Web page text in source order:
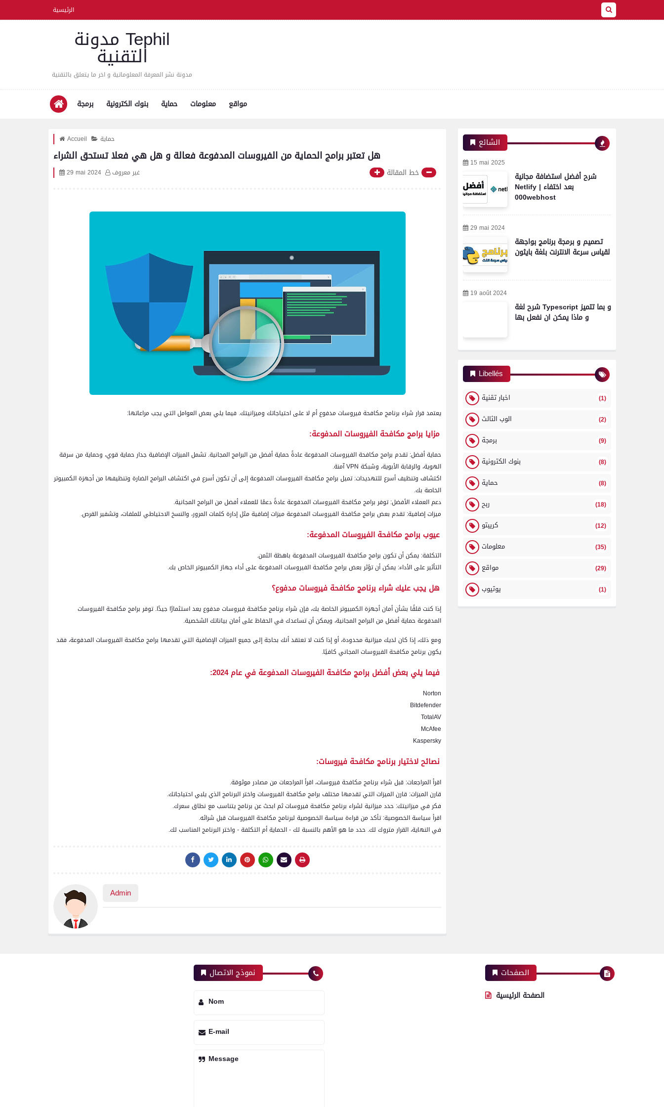
الرئيسية
مدونة Tephil
التقنية
مدونة نشر المعرفة المعلوماتية و اخر ما يتعلق بالتقنية
برمجة بنوك الكترونية حماية معلومات مواقع
Accueil حماية
هل تعتبر برامج الحماية من الفيروسات المدفوعة فعالة و هل هي فعلا تستحق الشراء
29 mai 2024 غير معروف خط المقالة
يعتمد قرار شراء برنامج مكافحة فيروسات مدفوع أم لا على احتياجاتك وميزانيتك. فيما يلي بعض العوامل التي يجب مراعاتها:
مزايا برامج مكافحة الفيروسات المدفوعة:
حماية أفضل: تقدم برامج مكافحة الفيروسات المدفوعة عادةً حماية أفضل من البرامج المجانية. تشمل الميزات الإضافية جدار حماية قوي، وحماية من سرقة
الهوية، والرقابة الأبوية، وشبكة VPN آمنة.
اكتشاف وتنظيف أسرع للتهديدات: تميل برامج مكافحة الفيروسات المدفوعة إلى أن تكون أسرع في اكتشاف البرامج الضارة وتنظيفها من أجهزة الكمبيوتر
الخاصة بك.
دعم العملاء الأفضل: توفر برامج مكافحة الفيروسات المدفوعة عادةً دعمًا للعملاء أفضل من البرامج المجانية.
ميزات إضافية: تقدم بعض برامج مكافحة الفيروسات المدفوعة ميزات إضافية مثل إدارة كلمات المرور، والنسخ الاحتياطي للملفات، وتشفير القرص.
عيوب برامج مكافحة الفيروسات المدفوعة:
التكلفة: يمكن أن تكون برامج مكافحة الفيروسات المدفوعة باهظة الثمن.
التأثير على الأداء: يمكن أن تؤثر بعض برامج مكافحة الفيروسات المدفوعة على أداء جهاز الكمبيوتر الخاص بك.
هل يجب عليك شراء برنامج مكافحة فيروسات مدفوع؟
إذا كنت قلقًا بشأن أمان أجهزة الكمبيوتر الخاصة بك، فإن شراء برنامج مكافحة فيروسات مدفوع يعد استثمارًا جيدًا. توفر برامج مكافحة الفيروسات
المدفوعة حماية أفضل من البرامج المجانية، ويمكن أن تساعدك في الحفاظ على أمان بياناتك الشخصية.
ومع ذلك، إذا كان لديك ميزانية محدودة، أو إذا كنت لا تعتقد أنك بحاجة إلى جميع الميزات الإضافية التي تقدمها برامج مكافحة الفيروسات المدفوعة، فقد
يكون برنامج مكافحة الفيروسات المجاني كافيًا.
فيما يلي بعض أفضل برامج مكافحة الفيروسات المدفوعة في عام 2024:
Norton
Bitdefender
TotalAV
McAfee
Kaspersky
نصائح لاختيار برنامج مكافحة فيروسات:
اقرأ المراجعات: قبل شراء برنامج مكافحة فيروسات، اقرأ المراجعات من مصادر موثوقة.
قارن الميزات: قارن الميزات التي تقدمها مختلف برامج مكافحة الفيروسات واختر البرنامج الذي يلبي احتياجاتك.
فكر في ميزانيتك: حدد ميزانية لشراء برنامج مكافحة فيروسات ثم ابحث عن برنامج يتناسب مع نطاق سعرك.
اقرأ سياسة الخصوصية: تأكد من قراءة سياسة الخصوصية لبرنامج مكافحة الفيروسات قبل شرائه.
في النهاية، القرار متروك لك. حدد ما هو الأهم بالنسبة لك - الحماية أم التكلفة - واختر البرنامج المناسب لك.
Admin
الشائع
15 mai 2025
شرح أفضل استضافة مجانية
Netlify | بعد اختفاء
000webhost
29 mai 2024
تصميم و برمجة برنامج بواجهة
لقياس سرعة الانترنت بلغة بايثون
19 août 2024
شرح لغة Typescript و بما تتميز
و ماذا يمكن ان نفعل بها
Libellés
اخبار تقنية (1)
الوب الثالث (2)
برمجة (9)
بنوك الكترونية (8)
حماية (8)
ربح (18)
كريبتو (12)
معلومات (35)
مواقع (29)
يوتيوب (1)
نموذج الاتصال
Nom
E-mail
Message
الصفحات
الصفحة الرئيسية